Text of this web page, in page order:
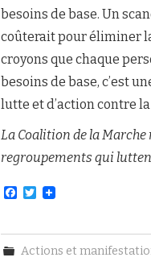
besoins de base. Un
coûterait pour éliminer
croyons que chaque
besoins de base, c’est
lutte et d’action contre
La Coalition de la Marche
regroupements qui
F
e
b
o
T
t
t
e
Actions et